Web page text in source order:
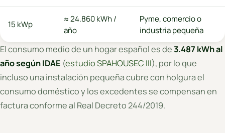
15 kWp
≈ 24.860 kWh /
año
Pyme, comercio o
industria pequeña
El consumo medio de un hogar español es de3.487 kWh al
año según IDAE (estudio SPAHOUSEC III), por lo que
incluso una instalación pequeña cubre con holgura el
consumo doméstico y los excedentes se compensan en
factura conforme al Real Decreto 244/2019.